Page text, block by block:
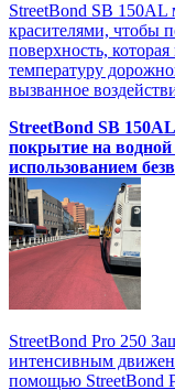
StreetBond SB
красителями, чтобы
поверхность,
температуру
вызванное
StreetBond SB
покрытие на водной
использованием
StreetBond Pro 250
интенсивным
помощью StreetBond